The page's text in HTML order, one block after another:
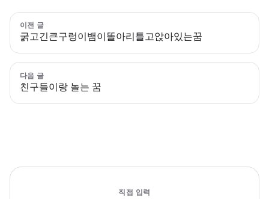
이전 글
굵고긴큰구렁이뱀이똘아리틀고앉아있는꿈
다음 글
친구들이랑 놀는 꿈
직접 입력